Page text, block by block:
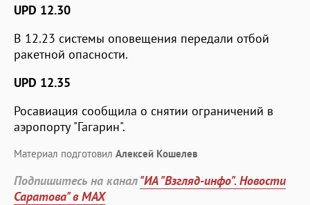
UPD 12.30
В 12.23 системы оповещения передали отбой
ракетной опасности.
UPD 12.35
Росавиация сообщила о снятии ограничений в
аэропорту "Гагарин".
Материал подготовил Алексей Кошелев
Подпишитесь на канал"ИА "Взгляд-инфо". Новости
Саратова" в MAX